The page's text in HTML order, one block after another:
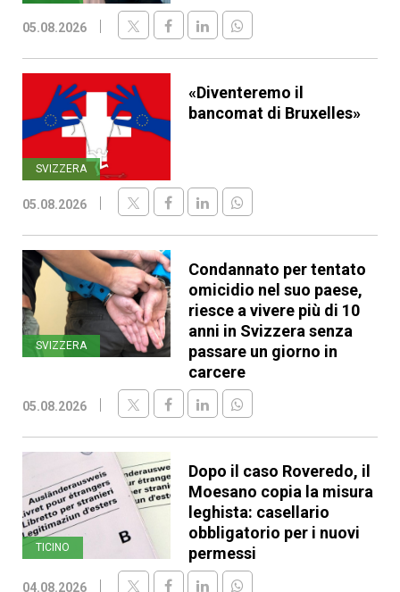
05.08.2026
SVIZZERA
«Diventeremo il
bancomat di Bruxelles»
05.08.2026
SVIZZERA
Condannato per tentato
omicidio nel suo paese,
riesce a vivere più di 10
anni in Svizzera senza
passare un giorno in
carcere
05.08.2026
TICINO
Dopo il caso Roveredo, il
Moesano copia la misura
leghista: casellario
obbligatorio per i nuovi
permessi
04.08.2026